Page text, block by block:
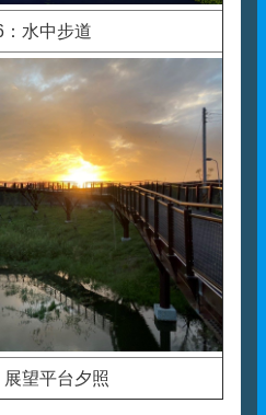
：水中步道
望平台夕照